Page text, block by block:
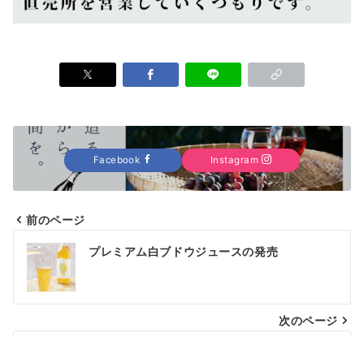
Facebook Instagram
投
ナ
ビ
前のページ
プレミアム白ブドウジュースの発売
次のページ